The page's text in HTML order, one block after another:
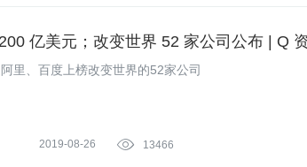
亿美元；改变世界 52 家公司公布 | Q
里、百度上榜改变世界的52家公司
2019-08-26  13466